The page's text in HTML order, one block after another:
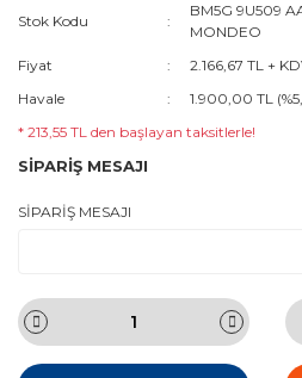
Stok Kodu
BM5G 9U509
MONDEO
Fiyat
2.166,67 TL +
Havale
1.900,00 TL
* 213,55 TL den başlayan taksitlerle!
SİPARİŞ MESAJI
SİPARİŞ MESAJI